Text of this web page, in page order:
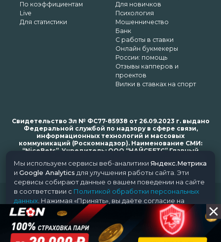
По коэффициентам
Live
Для статистики
Для новичков
Психология
Мошенничество
Банк
С работы в ставки
Онлайн букмекеры
России: помощь
Отзывы капперов и
проектов
Вилки в ставках на спорт
Свидетельство Эл № ФС77-85938 от 26.09.2023 г. выдано
Федеральной службой по надзору в сфере связи,
информационных технологий и массовых
коммуникаций (Роскомнадзор). Наименование СМИ:
“NiceBets”. Учредитель: ООО “НАЙСБЕТС” Главный
bets.ru
© 2018-2024 NiceBets. 18+
Мы используем сервисы веб-аналитики Яндекс.Метрика
и Google Analytics для улучшения работы сайта. Эти
сервисы собирают данные о вашем поведении на сайте
в соответствии с Политикой обработки персональных
данных . Нажимая «Принять», вы даёте согласие на
обработку ваших данных этими сервисами.
Принять Отклонить